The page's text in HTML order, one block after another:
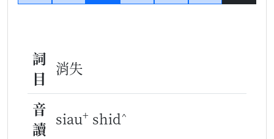
詞
目
消失
音
讀
siau+ shid^